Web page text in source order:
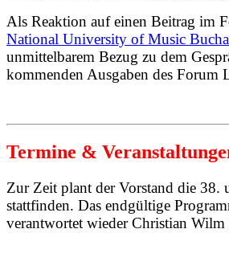
Als Reaktion auf einen Beitrag im
National University of Music
unmittelbarem Bezug zu dem
kommenden Ausgaben des Forum
Termine &
Zur Zeit plant der Vorstand die
stattfinden. Das endgültige
verantwortet wieder Christian